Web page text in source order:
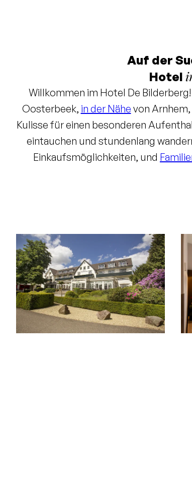
Auf der
Hotel
Willkommen im Hotel De
Oosterbeek, in der Nähe von
Kulisse für einen besonderen
eintauchen und stundenlang
Einkaufsmöglichkeiten, und
Konferenzräumenist dieses Hotel
besonderer Pop-up-Locations, die
Sessions im Sommer